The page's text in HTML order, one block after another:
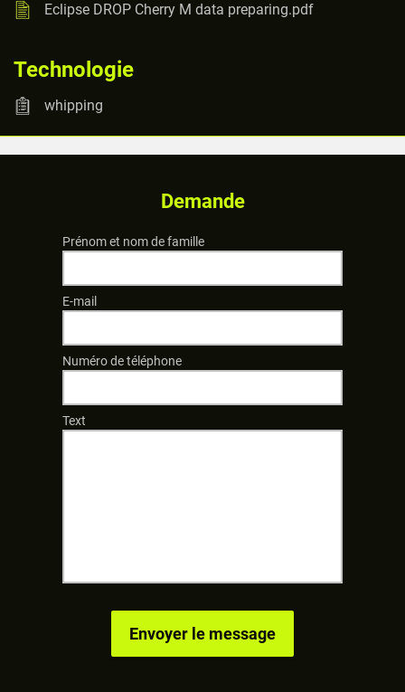
Eclipse DROP Cherry M data preparing.pdf
Technologie
whipping
Demande
Prénom et nom de famille
E-mail
Numéro de téléphone
Text